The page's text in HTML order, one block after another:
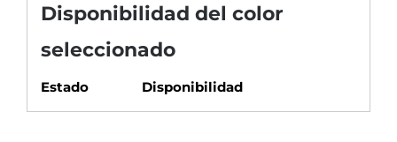
Disponibilidad del color
seleccionado
Estado Disponibilidad